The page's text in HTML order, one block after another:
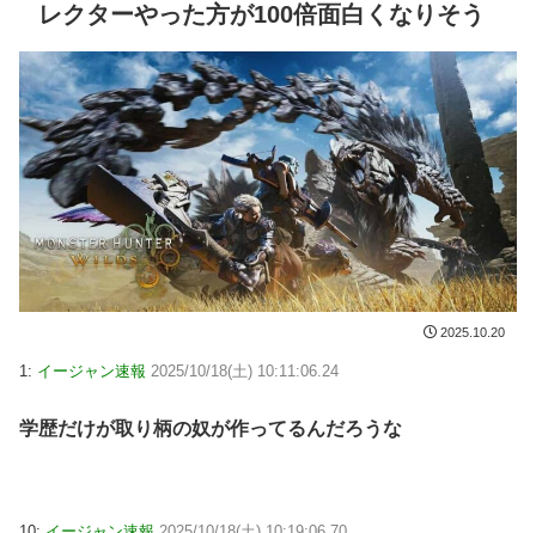
レクターやった方が100倍面白くなりそう
2025.10.20
1: イージャン速報 2025/10/18(土) 10:11:06.24
学歴だけが取り柄の奴が作ってるんだろうな